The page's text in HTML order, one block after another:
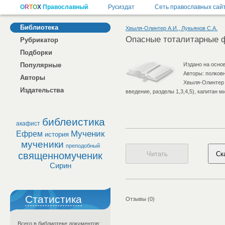
Библиотека
Рубрикатор
Подборки
Популярные
Авторы
Издательства
акафист библеистика
Ефрем история Мученик
мученики преподобный
священномученик
Сирин
Статистика
Всего в библиотеке документов:
Хвыля-Олинтер А.И., Лукьянов С.А.
Опасные тоталитарные
Издано на
Авторы:
Хвыля-Олинтер
введение, разделы 1,3,4,5), капитан
Отзывы (0)